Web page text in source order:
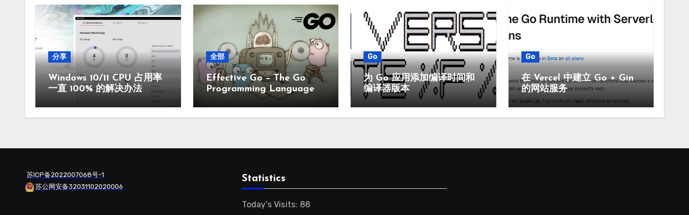
分享
Windows 10/11 CPU 占用率
一直 100% 的解决办法
全部
Effective Go – The Go
Programming Language
Go
为 Go 应用添加编译时间和
编译器版本
Go
在 Vercel 中建立 Go + Gin
的网站服务
苏ICP备2022007068号-1
苏公网安备32031102020006
Statistics
Today's Visits: 88